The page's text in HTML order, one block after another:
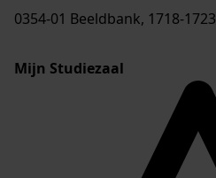
0354-01 Beeldbank, 1718-1723
Mijn Studiezaal